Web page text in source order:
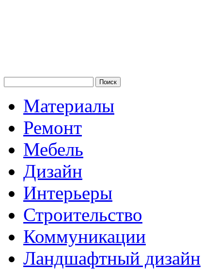
Материалы
Ремонт
Мебель
Дизайн
Интерьеры
Строительство
Коммуникации
Ландшафтный дизайн